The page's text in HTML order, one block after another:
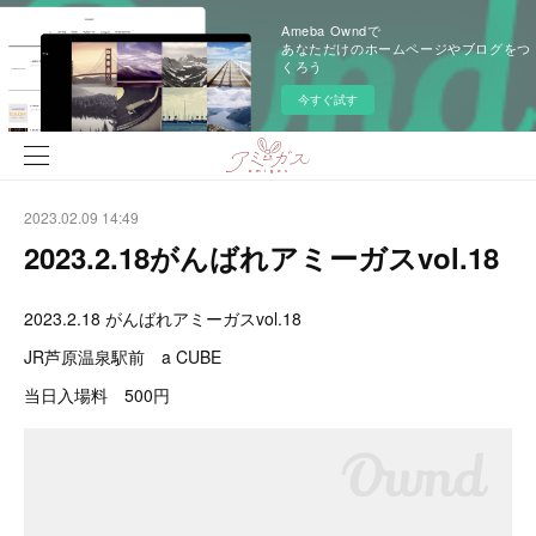
Ameba Owndで
あなただけのホームページやブログをつ
くろう
今すぐ試す
2023.02.09 14:49
2023.2.18がんばれアミーガスvol.18
2023.2.18 がんばれアミーガスvol.18
JR芦原温泉駅前 a CUBE
当日入場料 500円